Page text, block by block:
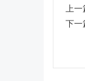
上一
下一